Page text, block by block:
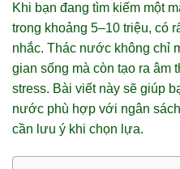
Khi bạn đang tìm kiếm một
trong khoảng 5–10 triệu, có
nhắc. Thác nước không chỉ
gian sống mà còn tạo ra âm
stress. Bài viết này sẽ giúp
nước phù hợp với ngân
cần lưu ý khi chọn lựa.